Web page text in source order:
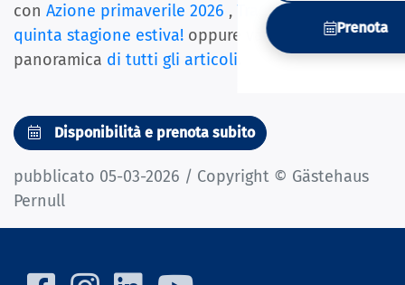
Prenota
con Azione primaverile 2026 , Tra poco inizierà la
quinta stagione estiva! oppure vai alla
panoramica di tutti gli articoli
Disponibilità e prenota subito
pubblicato 05-03-2026 / Copyright © Gästehaus
Pernull